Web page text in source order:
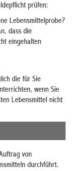
prüfen:
Lebensmittelprobe?
dass die
eingehalten
die für Sie
wenn Sie
Lebensmittel nicht
von
durchführt.